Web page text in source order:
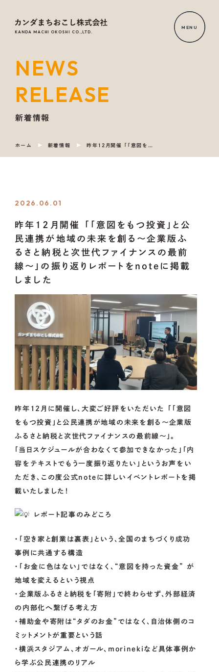
HOME
NEWS
OURSERVICE
COMPANY
OURPROJECT
CoLoRs/ITEMs
01.CoLoRsとは
02. ITEMsとは
03.寄附企業紹介
04.感謝状贈呈式
OCOS
FORENTERPRISES
01.資金調達をお考えの方
02. 地域・社会貢献をお考えの方
CONTACT US
MENU
KANDA MACHI OKOSHI CO.,LTD.
NEWS
RELEASE
新着情報
ホーム 新着情報 昨年12月開催 「「意図をもつ投資」と公民連携が地域の未来を創る〜企業版ふるさと納税と次世代ファイナンスの最前線〜」の振り返りレポートをnoteに掲載しました
2026.06.01
昨年12月開催 「「意図をもつ投資」と公
民連携が地域の未来を創る〜企業版ふ
るさと納税と次世代ファイナンスの最前
線〜」の振り返りレポートをnoteに掲載
しました
昨年12月に開催し、大変ご好評をいただいた 「「意図
をもつ投資」と公民連携が地域の未来を創る〜企業版
ふるさと納税と次世代ファイナンスの最前線〜」。
「当日スケジュールが合わなくて参加できなかった」「内
容をテキストでもう一度振り返りたい」というお声をい
ただき、この度公式noteに詳しいイベントレポートを掲
載いたしました！
レポート記事のみどころ
・「空き家と創業は裏表」という、全国のまちづくり成功
事例に共通する構造
・「お金に色はない」ではなく、“意図を持った資金” が
地域を変えるという視点
・企業版ふるさと納税を「寄附」で終わらせず、外部経済
の内部化へ繋げる考え方
・補助金や寄附は“タダのお金”ではなく、自治体側のコ
ミットメントが重要という話
・横浜スタジアム、オガール、morinekiなど具体事例か
ら学ぶ公民連携のリアル